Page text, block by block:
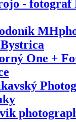
- fotograf
One +